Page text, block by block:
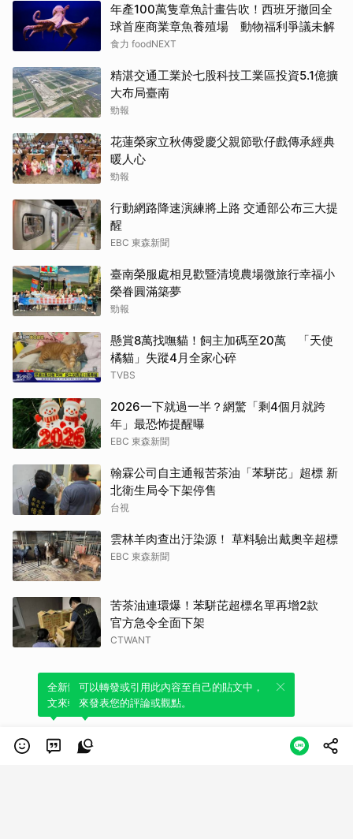
年產100萬隻章魚計畫告吹！西班牙撤回全
球首座商業章魚養殖場 動物福利爭議未解
食力 foodNEXT
精湛交通工業於七股科技工業區投資5.1億擴
大布局臺南
勁報
花蓮榮家立秋傳愛慶父親節歌仔戲傳承經典
暖人心
勁報
行動網路降速演練將上路 交通部公布三大提
醒
EBC 東森新聞
臺南榮服處相見歡暨清境農場微旅行幸福小
榮眷圓滿築夢
勁報
懸賞8萬找嘸貓！飼主加碼至20萬 「天使
橘貓」失蹤4月全家心碎
TVBS
2026一下就過一半？網驚「剩4個月就跨
年」最恐怖提醒曝
EBC 東森新聞
翰霖公司自主通報苦茶油「苯駢芘」超標 新
北衛生局令下架停售
台視
雲林羊肉查出汙染源！ 草料驗出戴奧辛超標
EBC 東森新聞
苦茶油連環爆！苯駢芘超標名單再增2款
官方急令全面下架
CTWANT
全新體驗！一鍵引用此內容，透過發布貼
文來輕鬆表達個人立場。
可以轉發或引用此內容至自己的貼文中，
來發表您的評論或觀點。